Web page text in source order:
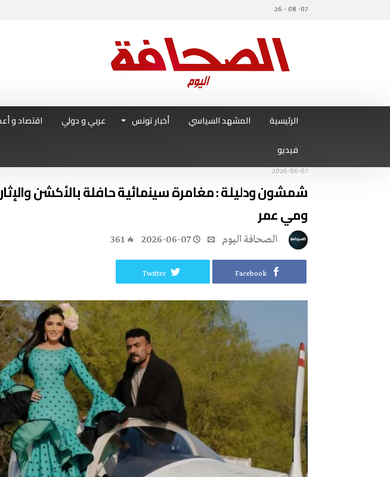
07- 08 - 26
الرئيسية المشهد السياسي أخبار تونس عربي و دولي اقتصاد و
فيديو
2026-06-07
شمشون ودليلة : مغامرة سينمائية حافلة بالأكشن
ومي عمر
2026-06-07
361
Facebook
Twitter